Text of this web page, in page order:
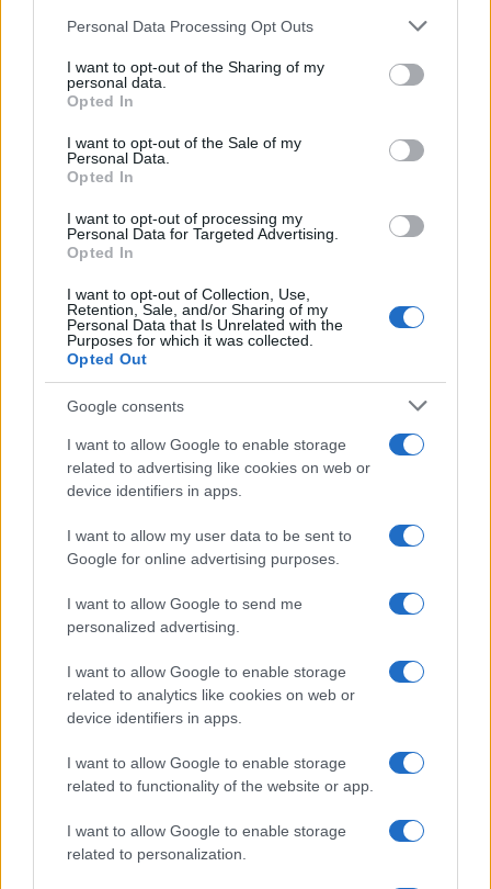
Please note that this website/app uses one or more Google
not limited to your visit or usage behaviour. You may click to
grant or deny consent to Google and its third-party tags to
use your data for below specified purposes in below Google
consent section.
Personal Data Processing Opt Outs
I want to opt-out of the Sharing of my
personal data.
Opted In
I want to opt-out of the Sale of my
Personal Data.
Opted In
I want to opt-out of processing my
Personal Data for Targeted Advertising.
Opted In
I want to opt-out of Collection, Use,
Retention, Sale, and/or Sharing of my
Personal Data that Is Unrelated with the
Purposes for which it was collected.
Opted Out
Google consents
I want to allow Google to enable storage
related to advertising like cookies on web or
device identifiers in apps.
I want to allow my user data to be sent to
Google for online advertising purposes.
I want to allow Google to send me
personalized advertising.
I want to allow Google to enable storage
related to analytics like cookies on web or
device identifiers in apps.
I want to allow Google to enable storage
related to functionality of the website or app.
I want to allow Google to enable storage
related to personalization.
Guía definitiva para evitar estafas en
compras por internet
Señales para identificar precios inflados y
webs fraudulentas
Las rebajas pueden esconder trampas. Descubre cómo